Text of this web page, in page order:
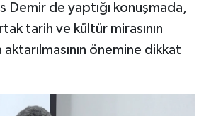
Demir de yaptığı konuşmada,
tarih ve kültür mirasının
önemine dikkat